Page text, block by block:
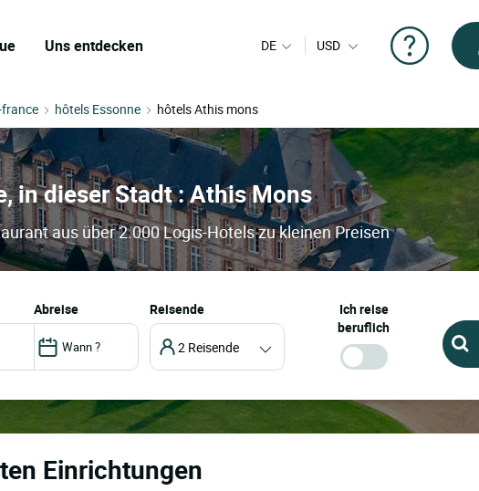
Uns entdecken DE USD
france hôtels Essonne hôtels Athis mons
in dieser Stadt : Athis Mons
aus über 2.000 Logis-Hotels zu kleinen Preisen
abreise Reisende
2 Reisende
Ich reise
beruflich
Einrichtungen